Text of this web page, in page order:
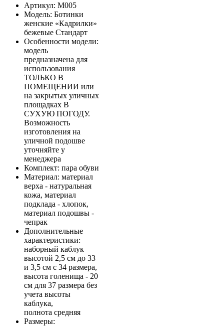
Артикул: М005
Модель: Ботинки
женские «Кадрилки»
бежевые Стандарт
Особенности модели:
модель
предназначена для
использования
ТОЛЬКО В
ПОМЕЩЕНИИ или
на закрытых уличных
площадках В
СУХУЮ ПОГОДУ.
Возможность
изготовления на
уличной подошве
уточняйте у
менеджера
Комплект: пара обуви
Материал: материал
верха - натуральная
кожа, материал
подклада - хлопок,
материал подошвы -
чепрак
Дополнительные
характеристики:
наборный каблук
высотой 2,5 см до 33
и 3,5 см с 34 размера,
высота голенища - 20
см для 37 размера без
учета высоты
каблука,
полнота средняя
Размеры: